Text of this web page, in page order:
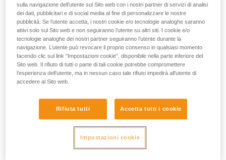
sulla navigazione dell’utente sul Sito web con i nostri partner di servizi di analisi
dei dati, pubblicitari e di social media al fine di personalizzare le nostre
pubblicità. Se l’utente accetta, i nostri cookie e/o tecnologie analoghe saranno
attivi solo sul Sito web e non seguiranno l’utente su altri siti. I cookie e/o
tecnologie analoghe dei nostri partner seguiranno l’utente durante la
navigazione. L’utente può revocare il proprio consenso in qualsiasi momento
facendo clic sul link “Impostazioni cookie”, disponibile nella parte inferiore del
Sito web. Il rifiuto di tutti o parte di tali cookie potrebbe compromettere
l’esperienza dell’utente, ma in nessun caso tale rifiuto impedirà all’utente di
accedere al Sito web.
Rifiuta tutti Accetta tutti i cookie
Impostazioni cookie